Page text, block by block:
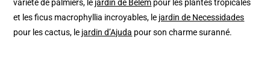
variété de palmiers, le jardin de Belem pour les plantes tropicales
et les ficus macrophyllia incroyables, le jardin de Necessidades
pour les cactus, le jardin d’Ajuda pour son charme suranné.